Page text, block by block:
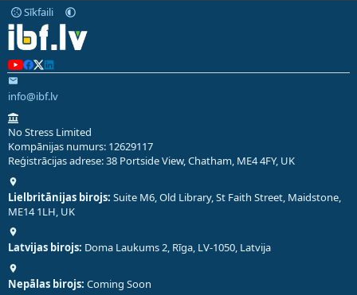
Sīkfaili
info@ibf.lv
No Stress Limited
Kompānijas numurs: 12629117
Reģistrācijas adrese: 38 Portside View, Chatham, ME4 4FY, UK
Lielbritānijas birojs: Suite M6, Old Library, St Faith Street, Maidstone,
ME14 1LH, UK
Latvijas birojs: Doma Laukums 2, Rīga, LV-1050, Latvija
Nepālas birojs: Coming Soon